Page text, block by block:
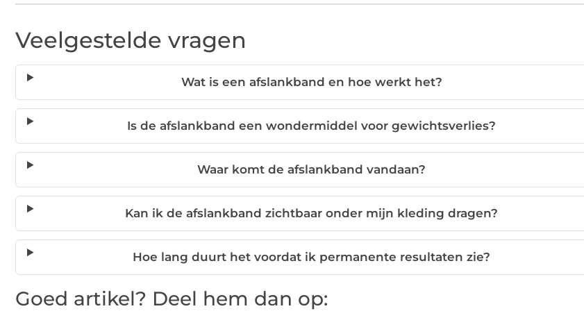
Veelgestelde vragen
Wat is een afslankband en hoe werkt het?
Is de afslankband een wondermiddel voor gewichtsverlies?
Waar komt de afslankband vandaan?
Kan ik de afslankband zichtbaar onder mijn kleding dragen?
Hoe lang duurt het voordat ik permanente resultaten zie?
Goed artikel? Deel hem dan op: